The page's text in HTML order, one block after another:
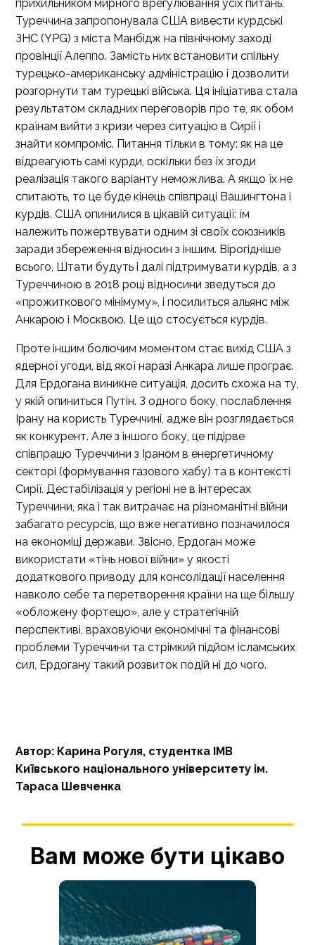
прихильником мирного врегулювання усіх питань.
Туреччина запропонувала США вивести курдські
ЗНС (YPG) з міста Манбідж на північному заході
провінції Алеппо. Замість них встановити спільну
турецько-американську адміністрацію і дозволити
розгорнути там турецькі війська. Ця ініціатива стала
результатом складних переговорів про те, як обом
країнам вийти з кризи через ситуацію в Сирії і
знайти компроміс. Питання тільки в тому: як на це
відреагують самі курди, оскільки без їх згоди
реалізація такого варіанту неможлива. А якщо їх не
спитають, то це буде кінець співпраці Вашингтона і
курдів. США опинилися в цікавій ситуації: їм
належить пожертвувати одним зі своїх союзників
заради збереження відносин з іншим. Вірогідніше
всього, Штати будуть і далі підтримувати курдів, а з
Туреччиною в 2018 році відносини зведуться до
«прожиткового мінімуму», і посилиться альянс між
Анкарою і Москвою. Це що стосується курдів.
Проте іншим болючим моментом стає вихід США з
ядерної угоди, від якої наразі Анкара лише програє.
Для Ердогана виникне ситуація, досить схожа на ту,
у якій опиниться Путін. З одного боку, послаблення
Ірану на користь Туреччині, адже він розглядається
як конкурент. Але з іншого боку, це підірве
співпрацю Туреччини з Іраном в енергетичному
секторі (формування газового хабу) та в контексті
Сирії. Дестабілізація у регіоні не в інтересах
Туреччини, яка і так витрачає на різноманітні війни
забагато ресурсів, що вже негативно позначилося
на економіці держави. Звісно, Ердоган може
використати «тінь нової війни» у якості
додаткового приводу для консолідації населення
навколо себе та перетворення країни на ще більшу
«обложену фортецю», але у стратегічній
перспективі, враховуючи економічні та фінансові
проблеми Туреччини та стрімкий підйом ісламських
сил, Ердогану такий розвиток подій ні до чого.
Автор: Карина Рогуля, студентка ІМВ
Київського національного університету ім.
Тараса Шевченка
Вам може бути цікаво